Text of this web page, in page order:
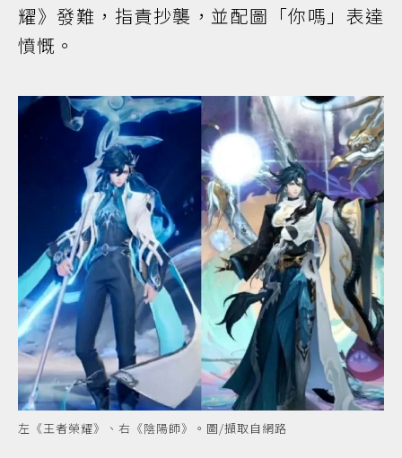
耀》發難，指責抄襲，並配圖「你嗎」表達
憤慨。
左《王者榮耀》、右《陰陽師》。圖/擷取自網路